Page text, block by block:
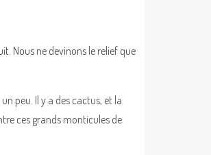
Nous ne devinons le relief que
peu. Il y a des cactus, et la
ces grands monticules de